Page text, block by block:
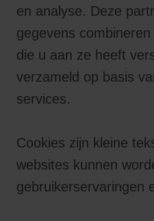
en analyse. Deze
gegevens
die u aan ze heeft
verzameld op basis
services.
Cookies zijn kleine
websites kunnen
gebruikerservaringen